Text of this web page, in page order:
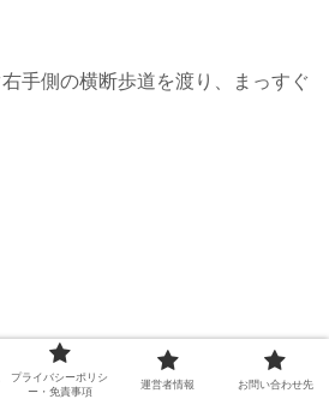
手側の横断歩道を渡り、まっすぐ
プライバシーポリシ
ー・免責事項
運営者情報 お問い合わせ先